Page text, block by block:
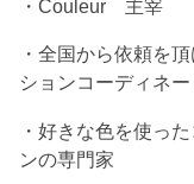
・Couleur 主宰
・全国から依頼を
ションコーディネ
・好きな色を使っ
ンの専門家